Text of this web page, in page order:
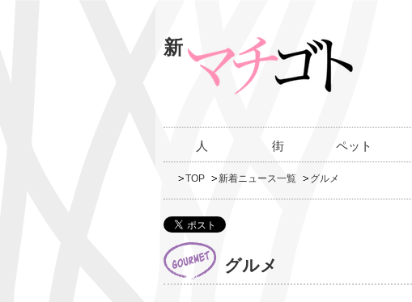
新
人 街 ペット
TOP 新着ニュース一覧 グルメ
グルメ